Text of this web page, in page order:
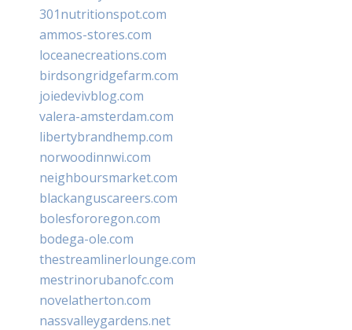
301nutritionspot.com
ammos-stores.com
loceanecreations.com
birdsongridgefarm.com
joiedevivblog.com
valera-amsterdam.com
libertybrandhemp.com
norwoodinnwi.com
neighboursmarket.com
blackanguscareers.com
bolesfororegon.com
bodega-ole.com
thestreamlinerlounge.com
mestrinorubanofc.com
novelatherton.com
nassvalleygardens.net